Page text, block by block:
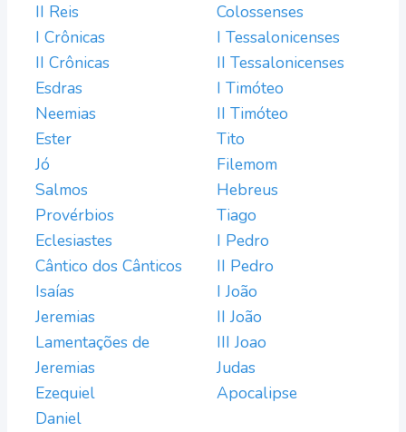
II Reis
I Crônicas
II Crônicas
Esdras
Neemias
Ester
Jó
Salmos
Provérbios
Eclesiastes
Cântico dos Cânticos
Isaías
Jeremias
Lamentações de
Jeremias
Ezequiel
Daniel
Colossenses
I Tessalonicenses
II Tessalonicenses
I Timóteo
II Timóteo
Tito
Filemom
Hebreus
Tiago
I Pedro
II Pedro
I João
II João
III Joao
Judas
Apocalipse